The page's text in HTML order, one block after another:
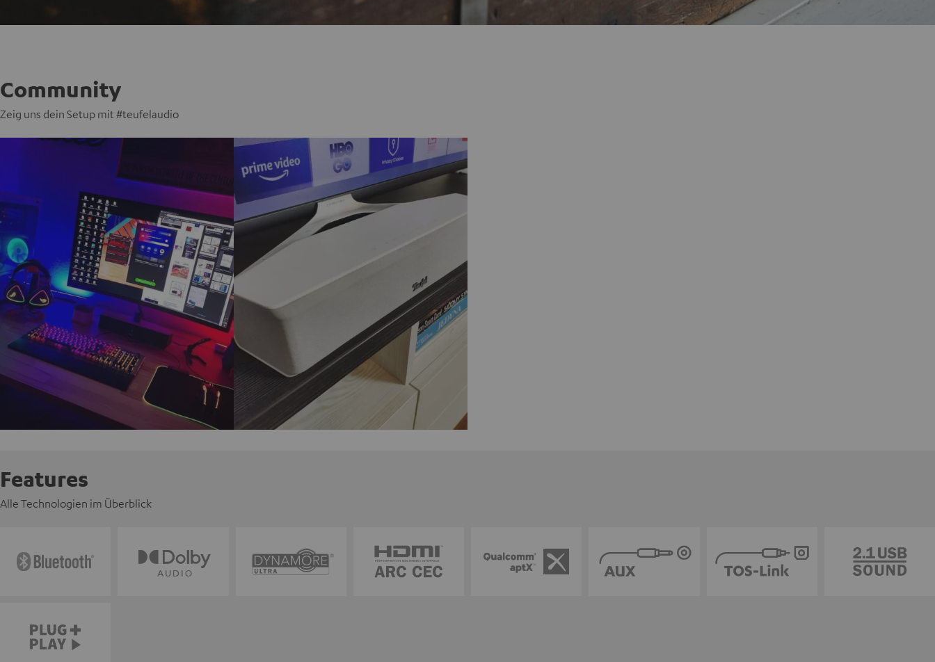
Community
Zeig uns dein Setup mit #teufelaudio
Features
Alle Technologien im Überblick